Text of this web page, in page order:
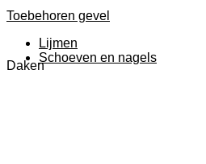
Toebehoren gevel
Lijmen
Schoeven en nagels
Daken